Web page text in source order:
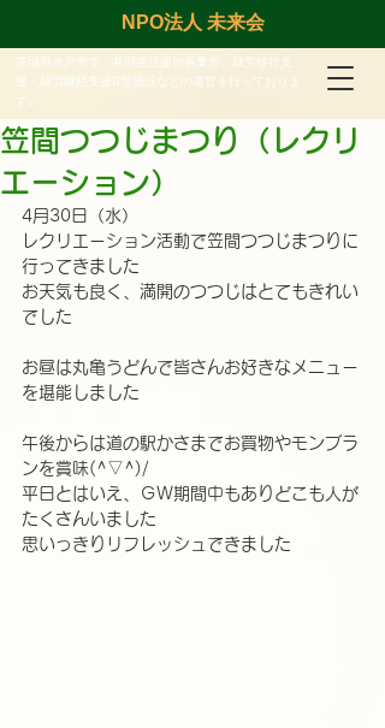
NPO法人 未来会
茨城県水戸市で、共同生活援助事業所、就労移行支
援・就労継続支援B型施設などの運営を行っておりま
笠間つつじまつり（レクリ
エーション）
4月30日（水）
レクリエーション活動で笠間つつじまつりに
行ってきました
お天気も良く、満開のつつじはとてもきれい
でした
お昼は丸亀うどんで皆さんお好きなメニュー
を堪能しました
午後からは道の駅かさまでお買物やモンブラ
ンを賞味(^▽^)/
平日とはいえ、ＧＷ期間中もありどこも人が
たくさんいました
思いっきりリフレッシュできました